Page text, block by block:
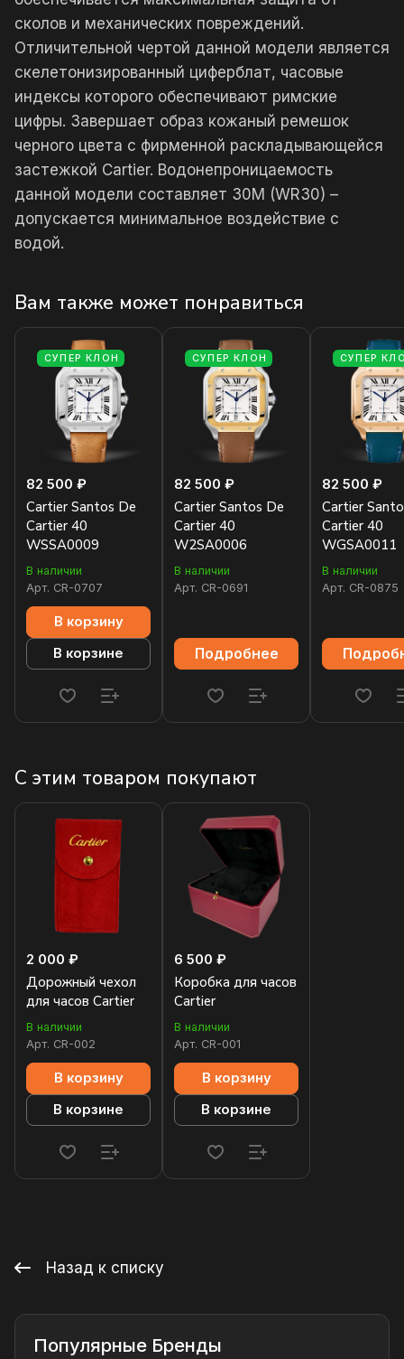
сколов и механических повреждений.
Отличительной чертой данной модели является
скелетонизированный циферблат, часовые
индексы которого обеспечивают римские
цифры. Завершает образ кожаный ремешок
черного цвета с фирменной раскладывающейся
застежкой Cartier. Водонепроницаемость
данной модели составляет 30М (WR30) –
допускается минимальное воздействие с
водой.
Вам также может понравиться
СУПЕР КЛОН
82 500 ₽
Cartier Santos De
Cartier 40
WSSA0009
В наличии
Арт. CR-0707
В корзину
В корзине
СУПЕР КЛОН
82 500 ₽
Cartier Santos De
Cartier 40
W2SA0006
В наличии
Арт. CR-0691
Подробнее
СУПЕР
82 500 ₽
Cartier
Cartier 40
WGSA0011
В наличии
Арт. CR-0875
С этим товаром покупают
2 000 ₽
Дорожный чехол
для часов Cartier
В наличии
Арт. CR-002
В корзину
В корзине
6 500 ₽
Коробка для часов
Cartier
В наличии
Арт. CR-001
В корзину
В корзине
Назад к списку
Популярные Бренды